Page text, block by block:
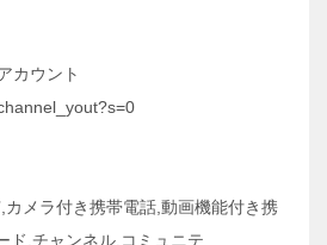
カウント
メラ付き携帯電話,動画機能付き携
ド,チャンネル,コミュニテ